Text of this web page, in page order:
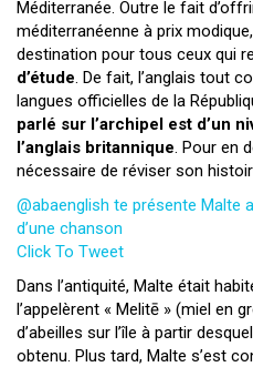
Méditerranée. Outre le fait
méditerranéenne à prix
destination pour tous ceux qui
d’étude. De fait, l’anglais tout
langues officielles de la
parlé sur l’archipel est d’un
l’anglais britannique. Pour en
nécessaire de réviser son
@abaenglish te présente Malte
d’une chanson
Click To Tweet
Dans l’antiquité, Malte était
l’appelèrent « Melitē » (miel en
d’abeilles sur l’île à partir
obtenu. Plus tard, Malte s’est